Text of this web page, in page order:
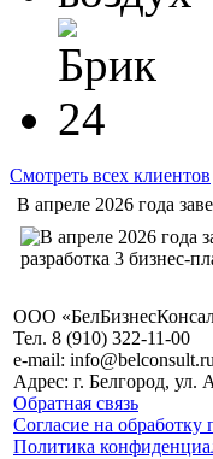
Смотреть всех клиентов
В апреле 2026 года
ООО
Тел. 8 (910) 322-11-00
e-mail:
Адрес: г. Белгород, ул.
Обратная связь
Согласие на
Политика